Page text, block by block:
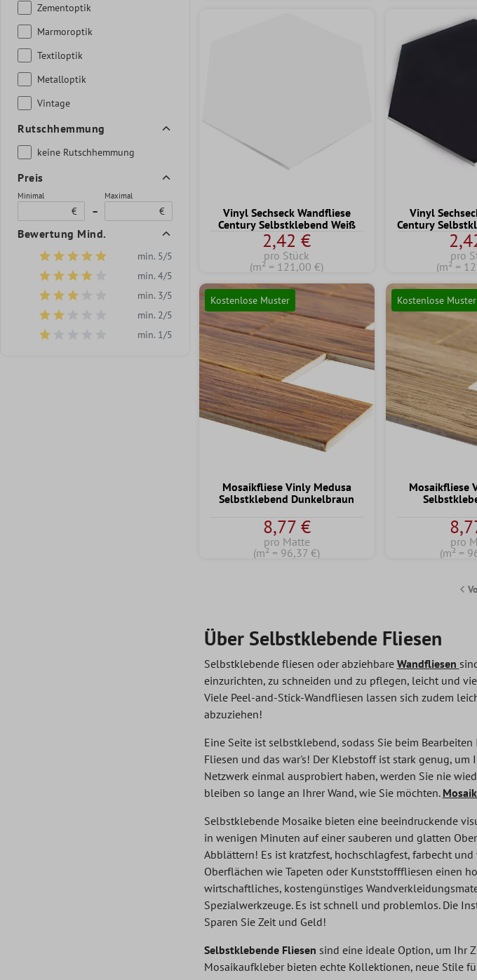
Zementoptik
Marmoroptik
Textiloptik
Metalloptik
Vintage
Rutschhemmung
keine Rutschhemmung
Preis
Minimal
€ –
Maximal
€
Bewertung Mind.
Filter hinzufügen: Minimum Bewertung von 5 von 5 Sternen
min. 5/5
Filter hinzufügen: Minimum Bewertung von 4 von 5 Sternen
min. 4/5
Filter hinzufügen: Minimum Bewertung von 3 von 5 Sternen
min. 3/5
Filter hinzufügen: Minimum Bewertung von 2 von 5 Sternen
min. 2/5
Filter hinzufügen: Minimum Bewertung von 1 von 5 Sternen
min. 1/5
Vinyl Sechseck Wandfliese
Century Selbstklebend Weiß
2,42 €
pro Stück
(m² = 121,00 €)
Vinyl
Century
pro
(m² =
Kostenlose Muster
Mosaikfliese Vinly Medusa
Selbstklebend Dunkelbraun
8,77 €
pro Matte
(m² = 96,37 €)
Kostenlose Muster
Mosaikfliese
pro
(m² =
Über Selbstklebende Fliesen
Selbstklebende fliesen oder abziehbare Wandfliesen
einzurichten, zu schneiden und zu pflegen, leicht und
Viele Peel-and-Stick-Wandfliesen lassen sich zudem
abzuziehen!
Eine Seite ist selbstklebend, sodass Sie beim
Fliesen und das war's! Der Klebstoff ist stark genug,
Netzwerk einmal ausprobiert haben, werden Sie nie
bleiben so lange an Ihrer Wand, wie Sie möchten.
Selbstklebende Mosaike bieten eine beeindruckende
in wenigen Minuten auf einer sauberen und glatten
Abblättern! Es ist kratzfest, hochschlagfest, farbecht
Oberflächen wie Tapeten oder Kunststofffliesen einen
wirtschaftliches, kostengünstiges
Spezialwerkzeuge. Es ist schnell und problemlos. Die
Sparen Sie Zeit und Geld!
Selbstklebende Fliesen sind eine ideale Option, um Ihr
Mosaikaufkleber bieten echte Kollektionen, neue Stile